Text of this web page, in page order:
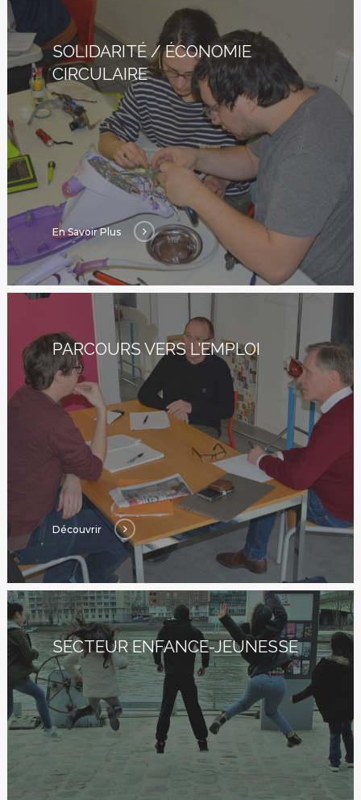
SOLIDARITÉ / ÉCONOMIE
CIRCULAIRE
En Savoir Plus
PARCOURS VERS L’EMPLOI
Découvrir
SECTEUR ENFANCE-JEUNESSE
17 rue de l’Avre
PARIS -
01.45.79.51.50
Qui
Nous ?
Activités
Agenda
Blog
Bénévolat
Dons Et Adhésions